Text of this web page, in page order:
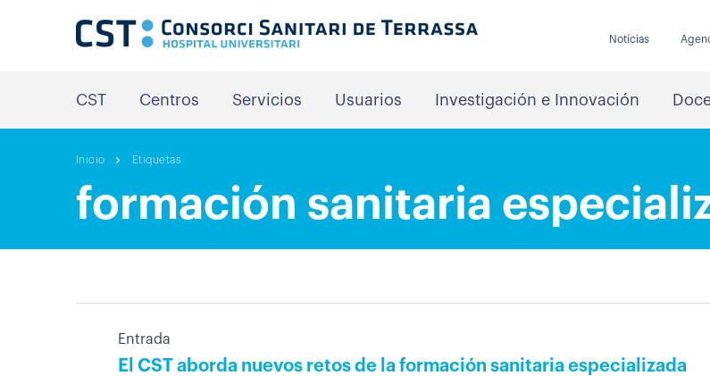
Notícias
CST Centros Servicios Usuarios Investigación e Innovación
Inicio Etiquetas
formación sanitaria
Entrada
El CST aborda nuevos retos de la formación sanitaria especializada